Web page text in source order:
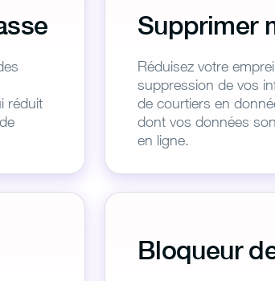
réduit
Supprimer
Réduisez votre
suppression de vos
de courtiers en
dont vos données
en ligne.
Bloqueur